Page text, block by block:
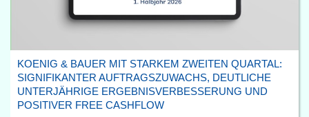
KOENIG & BAUER MIT STARKEM ZWEITEN QUARTAL:
SIGNIFIKANTER AUFTRAGSZUWACHS, DEUTLICHE
UNTERJÄHRIGE ERGEBNISVERBESSERUNG UND
POSITIVER FREE CASHFLOW